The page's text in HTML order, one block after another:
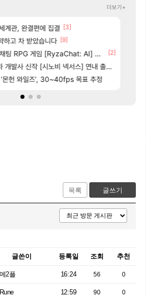
[14]
메이플 [152]
저격했습니다! [106]
이후 길 잃은 뉴비분들! [11]
10추 하니 올리자 [84]
더보기+
계관, 완결편에 집결
[3]
하고 차 받았습니다 [9]
팅 RPG 게임 [RyzaChat: AI] 공개
[2]
발사 신작 [시노비 넥서스] 연내 출시 예정
몬헌 와일즈’, 30~40fps 목표 추정
목록 글쓰기
글쓴이 등록일 조회 추천
메2플 16:24 56 0
Rune 12:59 90 0